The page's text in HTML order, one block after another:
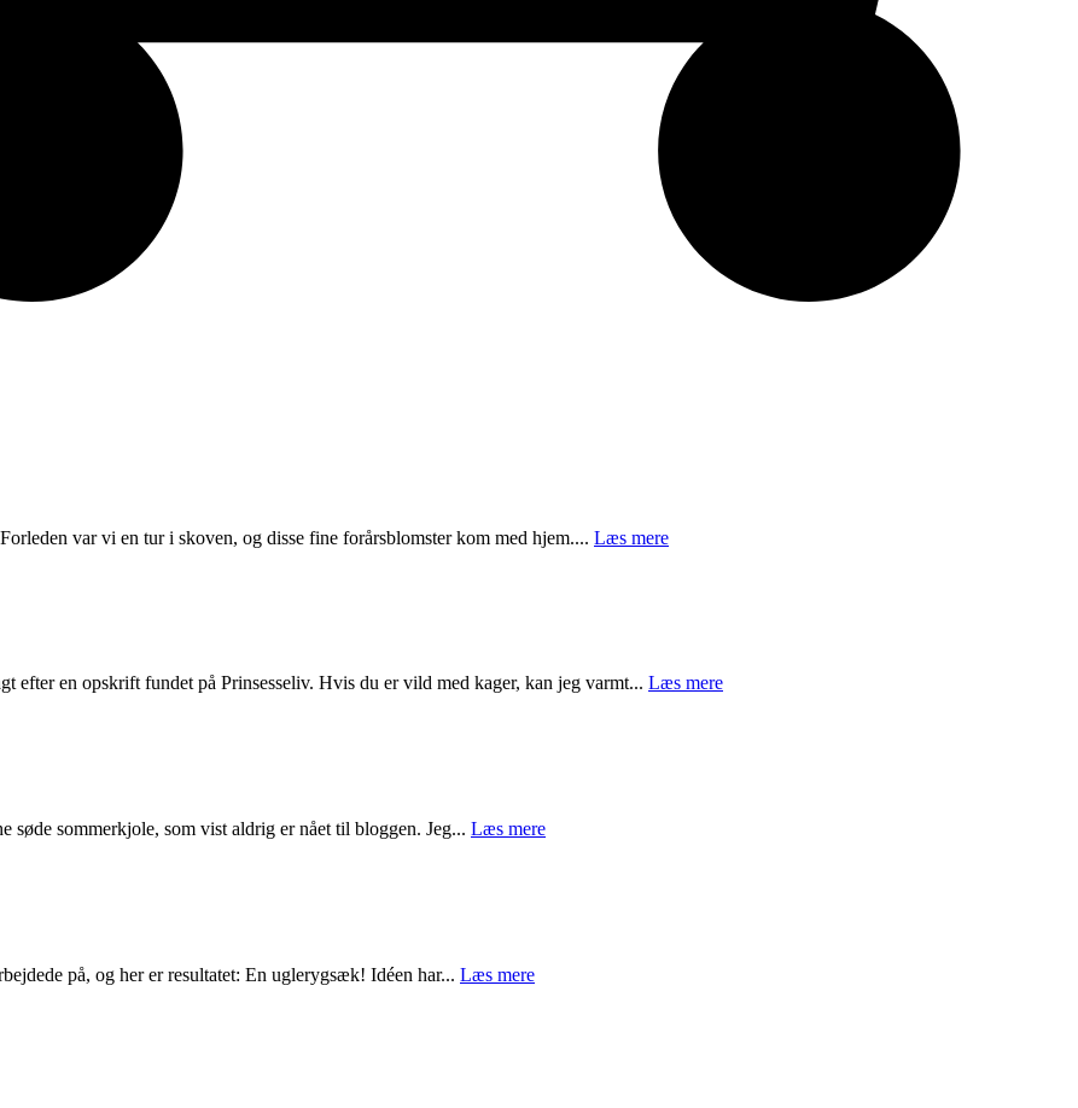
var vi en tur i skoven, og disse fine forårsblomster kom med hjem.... Læs mere
efter en opskrift fundet på Prinsesseliv. Hvis du er vild med kager, kan jeg varmt... Læs mere
søde sommerkjole, som vist aldrig er nået til bloggen. Jeg... Læs mere
på, og her er resultatet: En uglerygsæk! Idéen har... Læs mere